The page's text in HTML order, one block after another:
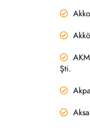
Şti.